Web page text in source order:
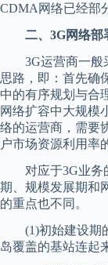
CDMA网络已经部
二、3G网络部
3G运营商一般采
思路，即：首先确
中的有序规划与合
网络扩容中大规模
络的运营商，需要
户市场资源利用率
对应于3G业务的
期、规模发展期和
的重点也不同。
(1)初始建设期的
岛覆盖的基站连起